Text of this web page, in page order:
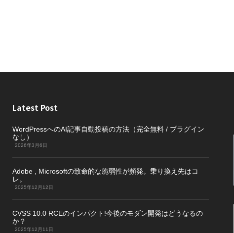
Latest Post
WordPressへのAI記事自動投稿の方法（完全無料 / プラグイン
なし）
2026年3月6日
Adobe , Microsoftの致命的な脆弱性が頻発。乗り換え先はコ
レ。
2025年12月12日
CVSS 10.0 RCEのインパクト!今後のモダン開発はどうなるの
か？
2025年12月11日